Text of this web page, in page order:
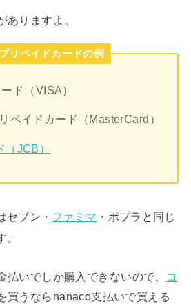
ありますよ。
リペイドカードの例
ド（VISA）
ペイドカード（MasterCard）
JCB）
セブン・ ファミマ ・ポプラと同じ
払いでしか購入できないので、
コ
買うならnanaco支払いで買える